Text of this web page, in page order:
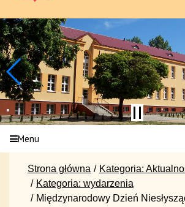
Menu
Strona główna
Kategoria:
Kategoria: wydarzenia
Międzynarodowy Dzień